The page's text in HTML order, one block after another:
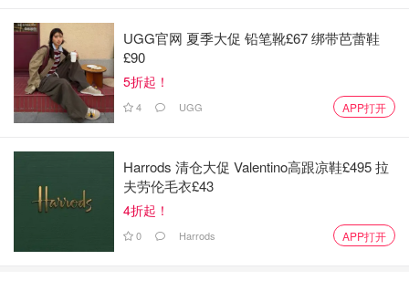
在这里拍照打卡后走去比跟山公园，这里就比较普通了，和
一般的公园没什么区别，唯一值得注意的是这个公园离海边
很近，海的对面就是美国的奥林匹克国家公园，在晚霞的映
照下还挺漂亮的，公园里还偶遇了一群鹅，蛮有生机。接着
早上5am起床，天已经亮了，走去渔人码头，结果码头关门
了，这里居然还有营业时间？码头很小，也就4，5座房子的
长度，拍照打卡后离开，走去Ogden point breakwater，是
UGG官网 夏季大促 铅笔靴£67 绑带芭蕾鞋
£90
5折起！
4 UGG APP打开
Harrods 清仓大促 Valentino高跟凉鞋£495 拉
夫劳伦毛衣£43
4折起！
0 Harrods APP打开